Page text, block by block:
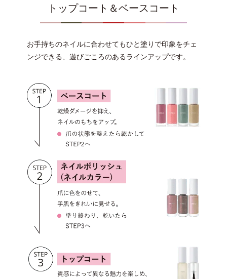
トップコート＆ベースコート
お手持ちのネイルに合わせてもひと塗りで印象をチェ
ンジできる、遊びごころのあるラインアップです。